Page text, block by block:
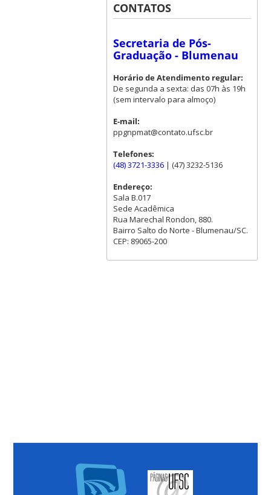
CONTATOS
Secretaria de Pós-
Graduação - Blumenau
Horário de Atendimento regular:
De segunda a sexta: das 07h às 19h
(sem intervalo para almoço)
E-mail:
ppgnpmat@contato.ufsc.br
Telefones:
(48) 3721-3336| (47) 3232-5136
Endereço:
Sala B.017
Sede Acadêmica
Rua Marechal Rondon, 880.
Bairro Salto do Norte - Blumenau/SC.
CEP: 89065-200